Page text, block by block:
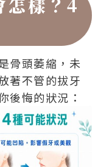
怎樣？4
骨頭萎縮，未
著不管的拔牙
後悔的狀況：